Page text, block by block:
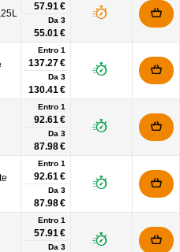
57.91 €
Da 3
55.01 €
Entro 1
137.27 €
Da 3
130.41 €
Entro 1
92.61 €
Da 3
87.98 €
Entro 1
92.61 €
Da 3
87.98 €
Entro 1
57.91 €
Da 3